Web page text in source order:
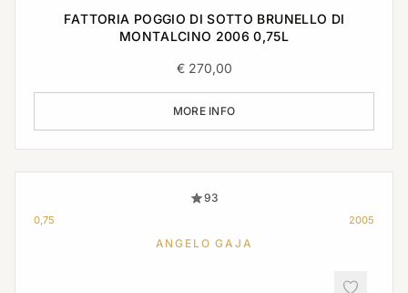
FATTORIA POGGIO DI SOTTO BRUNELLO DI
MONTALCINO 2006 0,75L
€270,00
MORE INFO
93
0,75 2005
ANGELO GAJA